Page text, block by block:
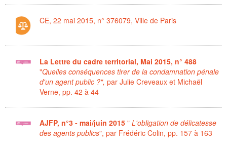
CE, 22 mai 2015, n° 376079, Ville de Paris
La Lettre du cadre territorial, Mai 2015, n° 488
"Quelles conséquences tirer de la condamnation pénale
d'un agent public ?", par Julie Creveaux et Michaël
Verne, pp. 42 à 44
AJFP, n°3 - mai/juin 2015"L'obligation de délicatesse
des agents publics", par Frédéric Colin, pp. 157 à 163